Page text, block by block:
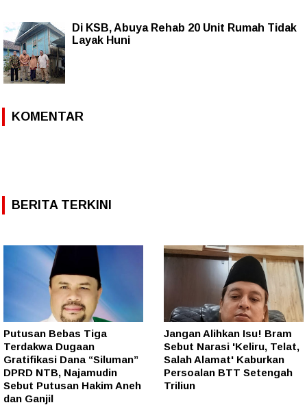
Di KSB, Abuya Rehab 20 Unit Rumah Tidak
Layak Huni
KOMENTAR
BERITA TERKINI
Putusan Bebas Tiga
Terdakwa Dugaan
Gratifikasi Dana “Siluman”
DPRD NTB, Najamudin
Sebut Putusan Hakim Aneh
dan Ganjil
Jangan Alihkan Isu! Bram
Sebut Narasi 'Keliru, Telat,
Salah Alamat' Kaburkan
Persoalan BTT Setengah
Triliun